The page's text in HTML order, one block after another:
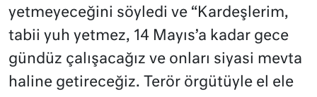
yetmeyeceğini söyledi ve “Kardeşlerim,
tabii yuh yetmez, 14 Mayıs’a kadar gece
gündüz çalışacağız ve onları siyasi mevta
haline getireceğiz. Terör örgütüyle el ele